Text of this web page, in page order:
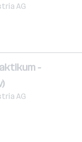
AG
-
AG